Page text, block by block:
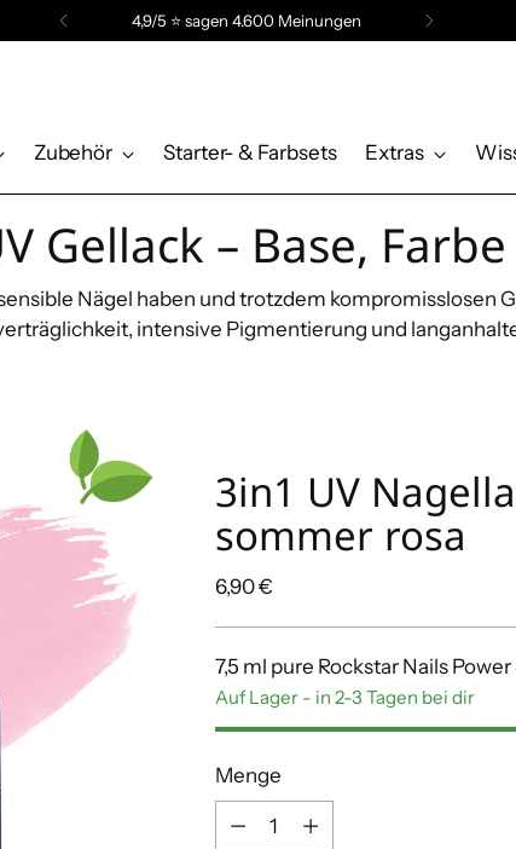
4,9/5 ⭐️ sagen 4.600 Meinungen
Zubehör Starter- & Farbsets Extras
Gellack – Base,
sensible Nägel haben und trotzdem kompromisslosen
intensive Pigmentierung und
3in1 UV
sommer rosa
Regulärer
6,90 €
7,5 ml pure Rockstar Nails Power
Auf Lager - in 2-3 Tagen bei dir
Menge
Menge